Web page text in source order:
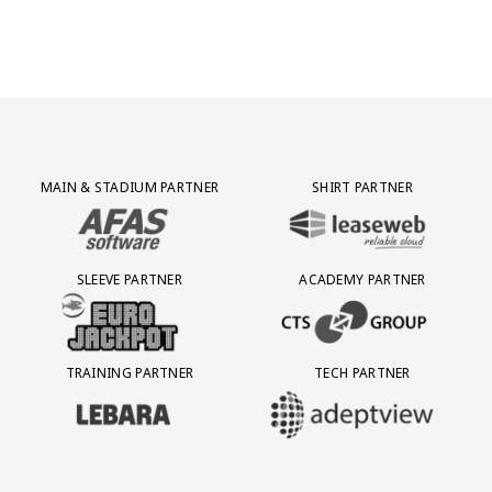
Partner Logos Grid
MAIN & STADIUM PARTNER
BEZOEK ONZE MAIN & STADIUM PARTNER AFAS SOFTWARE
SHIRT PARTNER
BEZOEK ONZE SHIRT PARTNER
SLEEVE PARTNER
BEZOEK ONZE SLEEVE PARTNER EUROJACKPOT
ACADEMY PARTNER
BEZOEK ONZE ACADEMY
TRAINING PARTNER
BEZOEK ONZE TRAINING PARTNER LEBARA
TECH PARTNER
BEZOEK ONZE TECH PARTNER